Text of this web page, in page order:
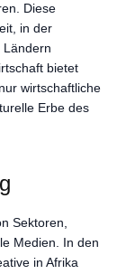
Diese
in der
Ländern
bietet
wirtschaftliche
Erbe des
Sektoren,
Medien. In den
in Afrika